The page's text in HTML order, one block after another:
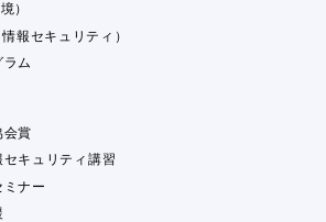
）
報セキュリティ）
ム
会賞
キュリティ講習
ナー